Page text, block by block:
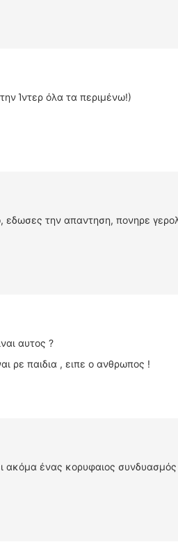
Ίντερ όλα τα περιμένω!)
εδωσες την απαντηση, πονηρε
αυτος ?
ρε παιδια , ειπε ο ανθρωπος !
ακόμα ένας κορυφαιος